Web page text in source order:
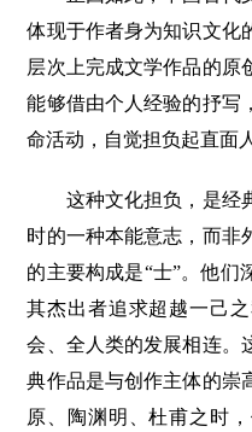
体现于作者身为知识文化
层次上完成文学作品的原
能够借由个人经验的抒写
命活动，自觉担负起直面
这种文化担负，是经典
时的一种本能意志，而非
的主要构成是“士”。他们
其杰出者追求超越一己
会、全人类的发展相连。
典作品是与创作主体的崇
原、陶渊明、杜甫之时